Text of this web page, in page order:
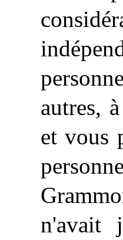
autres,
et vous
n'avait